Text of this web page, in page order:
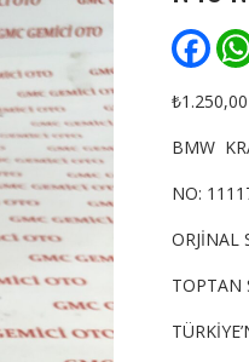
F
a
e
b
o
₺1.250,00
BMW
NO:
ORJİNAL
TOPTAN